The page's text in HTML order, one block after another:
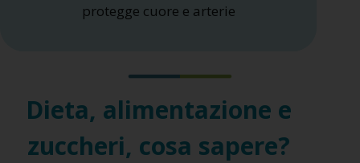
protegge cuore e arterie
Dieta, alimentazione e
zuccheri, cosa sapere?